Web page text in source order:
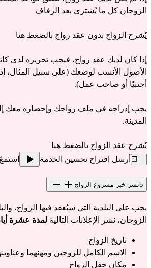
الزوجان كل ما يُشترى بعد الزفاف
يُشرح الزواج بدون عقد زواج بالضغط هنا
أجنبيًا أو صاحب عمل).
المدينة.
يُشرح عقد الزواج بالضغط هنا
أرسل اقتراح تحسين الخدمة
استَمعُ
5نشر خبر مشروع الزواج
الزوجان، نشر الإعلانات التالية لمدة عشرة
تاريخ الزواج
الاسم الكامل للزوجين ومهنهما
مكان حفل الزواج